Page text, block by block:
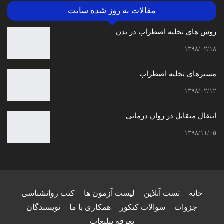
مقالات به روز شده سایت
روش های تخلیه اضطراب در بدن
۱۳۹۸/۰۲/۱۸
مسیرهای تخلیه اضطراب
۱۳۹۸/۰۲/۱۲
انتقال متقابل در روان درمانی
۱۳۹۸/۱۱/۰۵
خانه تست آنلاین لیست آزمون ها
کتب روانشناسی
جزوات
سوالات کنکور همکاری با ما
نویسندگان
تعرفه تبلیغات